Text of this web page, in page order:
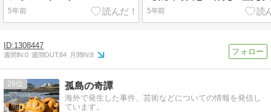
5年前 5年前
1308447
週間IN:0 週間OUT:84 月間IN:8
26 孤島の奇譚
海外で発生した事件、芸術などについての情報を発信し
ています。